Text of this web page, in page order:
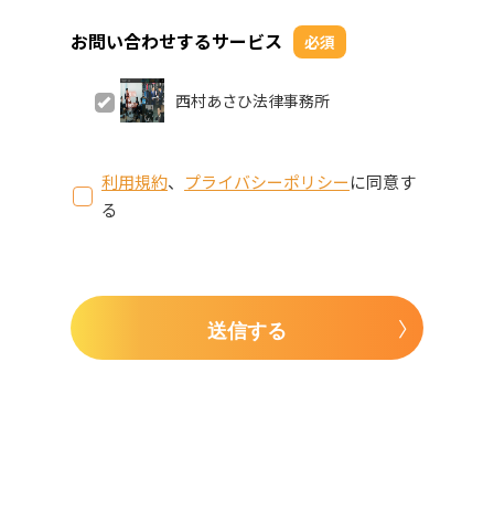
お問い合わせするサービス 必須
西村あさひ法律事務所
利用規約、 プライバシーポリシーに同意す
る
送信する